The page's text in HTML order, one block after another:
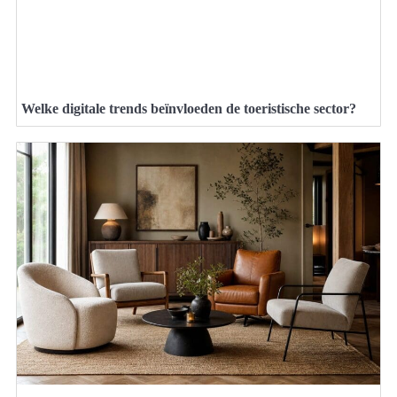
Welke digitale trends beïnvloeden de toeristische sector?